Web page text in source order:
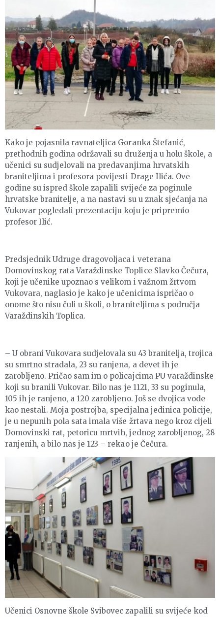
Kako je pojasnila ravnateljica Goranka Štefanić,
prethodnih godina održavali su druženja u holu škole, a
učenici su sudjelovali na predavanjima hrvatskih
braniteljima i profesora povijesti Drage Ilića. Ove
godine su ispred škole zapalili svijeće za poginule
hrvatske branitelje, a na nastavi su u znak sjećanja na
Vukovar pogledali prezentaciju koju je pripremio
profesor Ilić.
Predsjednik Udruge dragovoljaca i veterana
Domovinskog rata Varaždinske Toplice Slavko Čečura,
koji je učenike upoznao s velikom i važnom žrtvom
Vukovara, naglasio je kako je učenicima ispričao o
onome što nisu čuli u školi, o braniteljima s područja
Varaždinskih Toplica.
– U obrani Vukovara sudjelovala su 43 branitelja, trojica
su smrtno stradala, 23 su ranjena, a devet ih je
zarobljeno. Pričao sam im o policajcima PU varaždinske
koji su branili Vukovar. Bilo nas je 1121, 33 su poginula,
105 ih je ranjeno, a 120 zarobljeno. Još se dvojica vode
kao nestali. Moja postrojba, specijalna jedinica policije,
je u nepunih pola sata imala više žrtava nego kroz cijeli
Domovinski rat, petoricu mrtvih, jednog zarobljenog, 28
ranjenih, a bilo nas je 123 – rekao je Čečura.
Učenici Osnovne škole Svibovec zapalili su svijeće kod